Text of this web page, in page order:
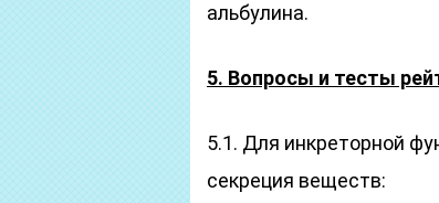
альбулина.
5. Вопросы и тесты
5.1. Для инкреторной
секреция веществ: